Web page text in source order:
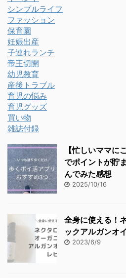
シンプルライフ
ファッション
保育園
妊娠出産
子連れランチ
帝王切開
幼児教育
産後トラブル
育児の悩み
育児グッズ
買い物
雑誌付録
【忙しいママに
でポイントが貯
んでみた感想
2025/10/16
全身に使える！
ックアルガンオ
2023/6/9